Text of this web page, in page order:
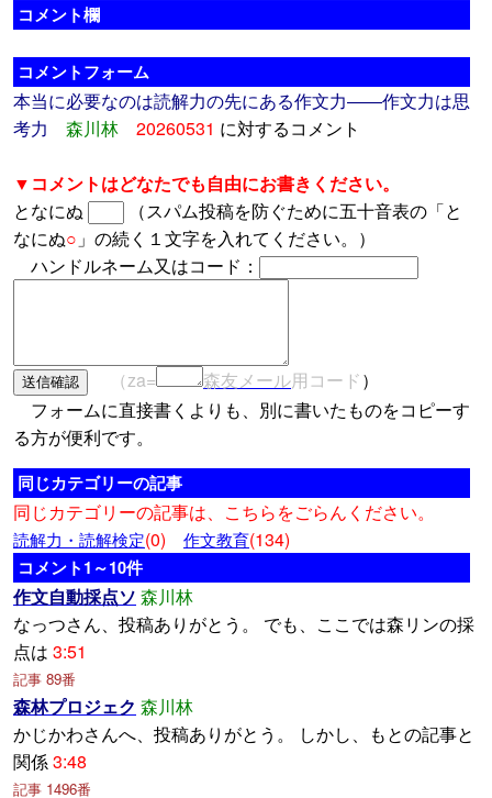
コメント欄
コメントフォーム
本当に必要なのは読解力の先にある作文力――作文力は思
考力
森川林 20260531 に対するコメント
▼コメントはどなたでも自由にお書きください。
となにぬ
（スパム投稿を防ぐために五十音表の「と
なにぬ○ 」の続く１文字を入れてください。）
ハンドルネーム又はコード：
（za= 森友メール用コード）
フォームに直接書くよりも、別に書いたものをコピーす
る方が便利です。
同じカテゴリーの記事
同じカテゴリーの記事は、こちらをごらんください。
読解力・読解検定(0) 作文教育(134)
コメント1～10件
作文自動採点ソ 森川林
なっつさん、投稿ありがとう。 でも、ここでは森リンの採
点は 3:51
記事 89番
森林プロジェク 森川林
かじかわさんへ、投稿ありがとう。 しかし、もとの記事と
関係3:48
記事 1496番